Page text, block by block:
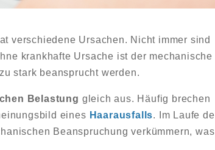
verschiedene Ursachen. Nicht immer sind
krankhafte Ursache ist der mechanische
stark beansprucht werden.
Belastung gleich aus. Häufig brechen
eines Haarausfalls. Im Laufe
Beanspruchung verkümmern, was